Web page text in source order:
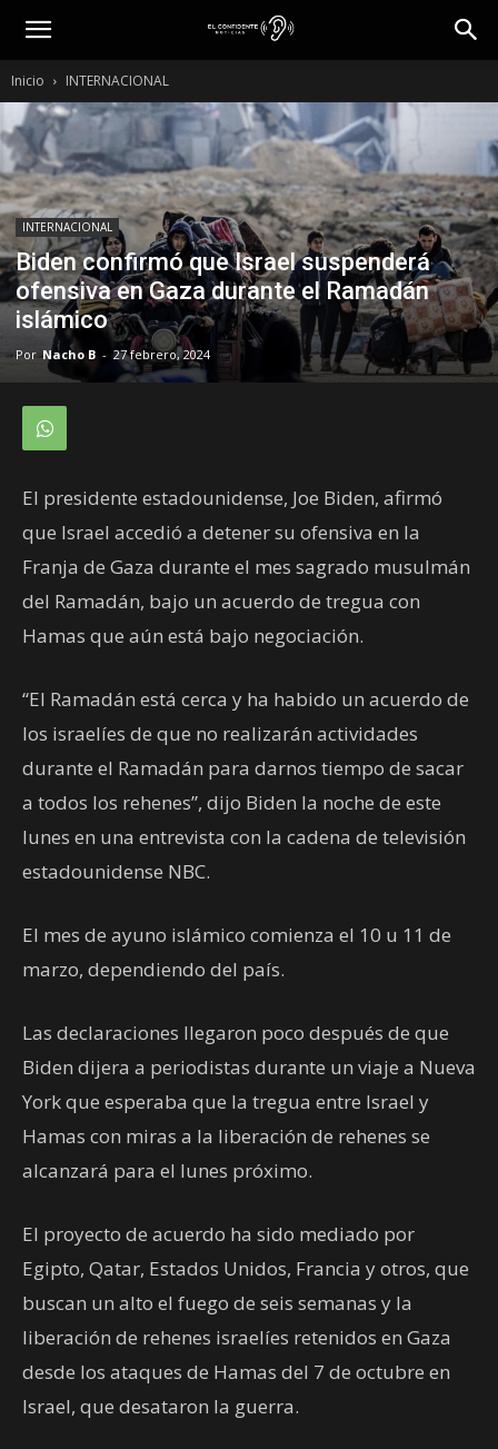
Inicio INTERNACIONAL
INTERNACIONAL
Biden confirmó que Israel suspenderá
ofensiva en Gaza durante el Ramadán
islámico
Por Nacho B - 27 febrero, 2024
El presidente estadounidense, Joe Biden, afirmó
que Israel accedió a detener su ofensiva en la
Franja de Gaza durante el mes sagrado musulmán
del Ramadán, bajo un acuerdo de tregua con
Hamas que aún está bajo negociación.
“El Ramadán está cerca y ha habido un acuerdo de
los israelíes de que no realizarán actividades
durante el Ramadán para darnos tiempo de sacar
a todos los rehenes”, dijo Biden la noche de este
lunes en una entrevista con la cadena de televisión
estadounidense NBC.
El mes de ayuno islámico comienza el 10 u 11 de
marzo, dependiendo del país.
Las declaraciones llegaron poco después de que
Biden dijera a periodistas durante un viaje a Nueva
York que esperaba que la tregua entre Israel y
Hamas con miras a la liberación de rehenes se
alcanzará para el lunes próximo.
El proyecto de acuerdo ha sido mediado por
Egipto, Qatar, Estados Unidos, Francia y otros, que
buscan un alto el fuego de seis semanas y la
liberación de rehenes israelíes retenidos en Gaza
desde los ataques de Hamas del 7 de octubre en
Israel, que desataron la guerra.